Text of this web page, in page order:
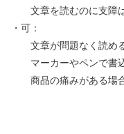
文章を読むのに支障は
・可：
文章が問題なく読める
マーカーやペンで書込
商品の痛みがある場合